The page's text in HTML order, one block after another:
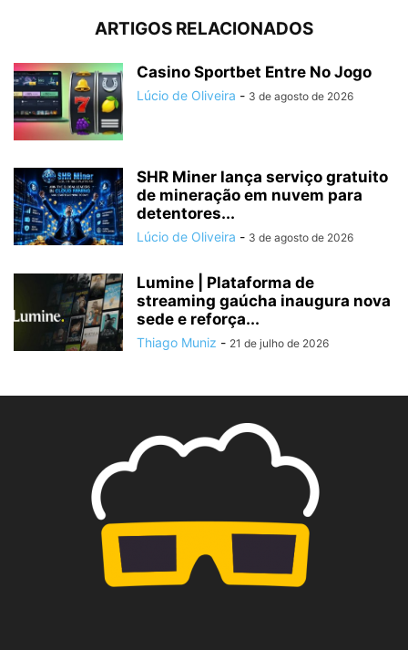
ARTIGOS RELACIONADOS
Casino Sportbet Entre No Jogo
Lúcio de Oliveira - 3 de agosto de 2026
SHR Miner lança serviço gratuito
de mineração em nuvem para
detentores...
Lúcio de Oliveira - 3 de agosto de 2026
Lumine | Plataforma de
streaming gaúcha inaugura nova
sede e reforça...
Thiago Muniz - 21 de julho de 2026